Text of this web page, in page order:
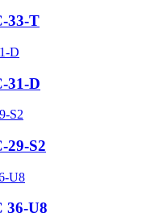
33-T
31-D
29-S2
36-U8